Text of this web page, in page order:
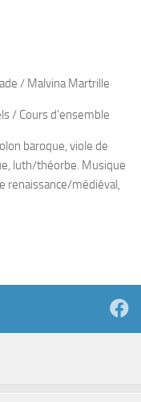
/ Malvina Martrille
/ Cours d’ensemble
baroque, viole de
luth/théorbe. Musique
renaissance/médiéval,